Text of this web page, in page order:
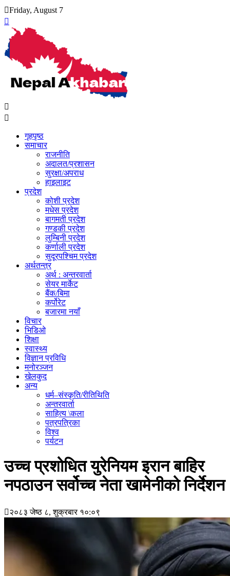
Skip
to
content
Friday, August 7
गृहपृष्ठ
समाचार
राजनीति
अदालत/प्रशासन
सुरक्षा/अपराध
हाइलाइट
प्रदेश
कोशी प्रदेश
मधेस प्रदेश
बागमती प्रदेश
गण्डकी प्रदेश
लुम्बिनी प्रदेश
कर्णाली प्रदेश
सुदूरपश्चिम प्रदेश
अर्थतन्त्र
अर्थ : अन्तरवार्ता
सेयर मार्केट
बैंक/बिमा
कर्पोरेट
बजारमा नयाँ
विचार
भिडिओ
शिक्षा
स्वास्थ्य
विज्ञान प्रविधि
मनोरञ्जन
खेलकुद
अन्य
धर्म–संस्कृति/रीतिथिति
अन्तरवार्ता
साहित्य \कला
पत्रपत्रिका
विश्व
पर्यटन
उच्च प्रशोधित युरेनियम इरान बाहिर
नपठाउन सर्वोच्च नेता खामेनीको निर्देशन
२०८३ जेष्ठ ८, शुक्रबार १०:०९